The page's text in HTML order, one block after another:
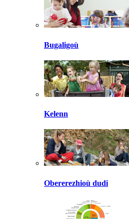
Bugaligoù
Kelenn
Obererezhioù dudi